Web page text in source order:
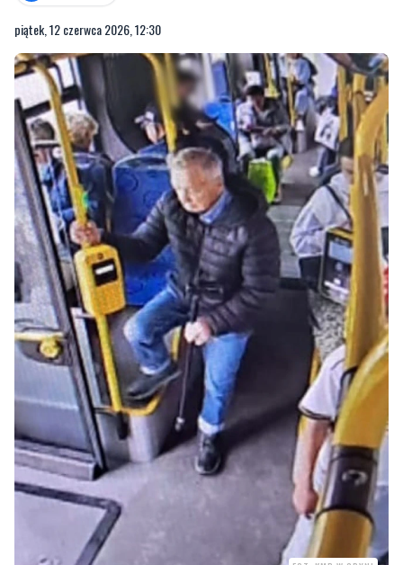
FOT. KMP W GDYNI
Policjanci z Komisariatu Policji w Gdyni Redłowie prowadzą